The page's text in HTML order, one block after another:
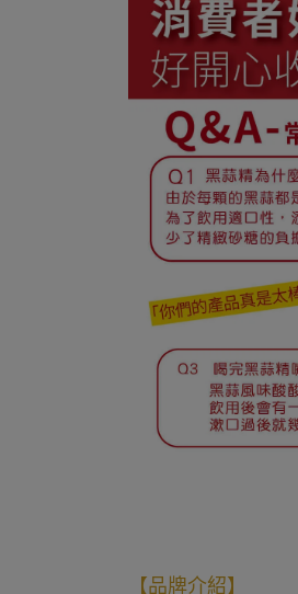
【品牌介紹】